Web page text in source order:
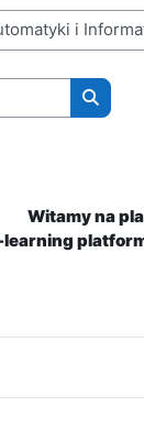
Witamy na
learning